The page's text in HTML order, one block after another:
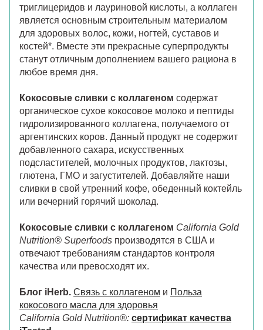
триглицеридов и лауриновой кислоты, а коллаген
является основным строительным материалом
для здоровых волос, кожи, ногтей, суставов и
костей*. Вместе эти прекрасные суперпродукты
станут отличным дополнением вашего рациона в
любое время дня.
Кокосовые сливки с коллагеном содержат
органическое сухое кокосовое молоко и пептиды
гидролизированного коллагена, получаемого от
аргентинских коров. Данный продукт не содержит
добавленного сахара, искусственных
подсластителей, молочных продуктов, лактозы,
глютена, ГМО и загустителей. Добавляйте наши
сливки в свой утренний кофе, обеденный коктейль
или вечерний горячий шоколад.
Кокосовые сливки с коллагеном California Gold
Nutrition® Superfoods производятся в США и
отвечают требованиям стандартов контроля
качества или превосходят их.
Блог iHerb. Связь с коллагеном и Польза
кокосового масла для здоровья
California Gold Nutrition®: сертификат качества